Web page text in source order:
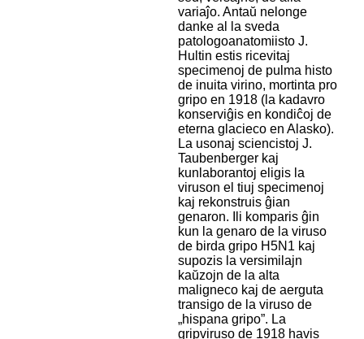
variaĵo. Antaŭ nelonge
danke al la sveda
patologoanatomiisto J.
Hultin estis ricevitaj
specimenoj de pulma histo
de inuita virino, mortinta pro
gripo en 1918 (la kadavro
konserviĝis en kondiĉoj de
eterna glacieco en Alasko).
La usonaj sciencistoj J.
Taubenberger kaj
kunlaborantoj eligis la
viruson el tiuj specimenoj
kaj rekonstruis ĝian
genaron. Ili komparis ĝin
kun la genaro de la viruso
de birda gripo H5N1 kaj
supozis la versimilajn
kaŭzojn de la alta
maligneco kaj de aerguta
transigo de la viruso de
„hispana gripo”. La
gripviruso de 1918 havis